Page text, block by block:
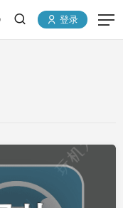
登录